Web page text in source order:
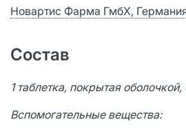
Новартис Фарма ГмбХ,
Состав
1 таблетка, покрытая
Вспомогательные вещества: